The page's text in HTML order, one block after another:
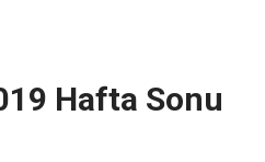
Hafta Sonu